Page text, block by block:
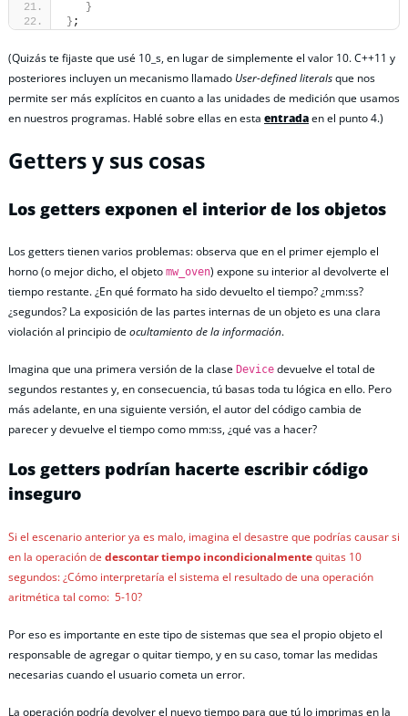
}
} ;
(Quizás te fijaste que usé 10_s, en lugar de simplemente el valor 10. C++11 y
posteriores incluyen un mecanismo llamado User-defined literalsque nos
permite ser más explícitos en cuanto a las unidades de medición que usamos
en nuestros programas. Hablé sobre ellas en esta entradaen el punto 4.)
Getters y sus cosas
Los getters exponen el interior de los objetos
Los getters tienen varios problemas: observa que en el primer ejemplo el
horno (o mejor dicho, el objeto mw_oven) expone su interior al devolverte el
tiempo restante. ¿En qué formato ha sido devuelto el tiempo? ¿mm:ss?
¿segundos? La exposición de las partes internas de un objeto es una clara
violación al principio deocultamiento de la información.
Imagina que una primera versión de la clase Device devuelve el total de
segundos restantes y, en consecuencia, tú basas toda tu lógica en ello. Pero
más adelante, en una siguiente versión, el autor del código cambia de
parecer y devuelve el tiempo como mm:ss, ¿qué vas a hacer?
Los getters podrían hacerte escribir código
inseguro
Si el escenario anterior ya es malo, imagina el desastre que podrías causar si
en la operación de descontar tiempo incondicionalmentequitas 10
segundos: ¿Cómo interpretaría el sistema el resultado de una operación
aritmética tal como: 5-10?
Por eso es importante en este tipo de sistemas que sea el propio objeto el
responsable de agregar o quitar tiempo, y en su caso, tomar las medidas
necesarias cuando el usuario cometa un error.
La operación podría devolver el nuevo tiempo para que tú lo imprimas en la